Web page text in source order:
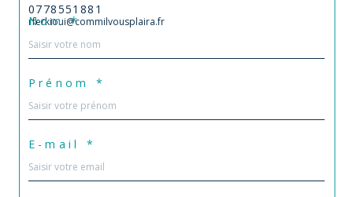
0778551881
rferkioui@commilvousplaira.fr
Nom *
Prénom *
E-mail *